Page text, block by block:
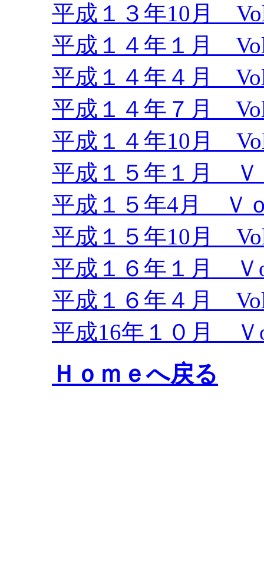
平成１３年10月
平成１４年１月
平成１４年４月
平成１４年７月
平成１４年10月
平成１５年１月 Ｖ
平成１５年4月 Ｖ
平成１５年10月
平成１６年１月 Ｖ
平成１６年４月
平成16年１０月 Ｖ
Ｈｏｍｅへ戻る